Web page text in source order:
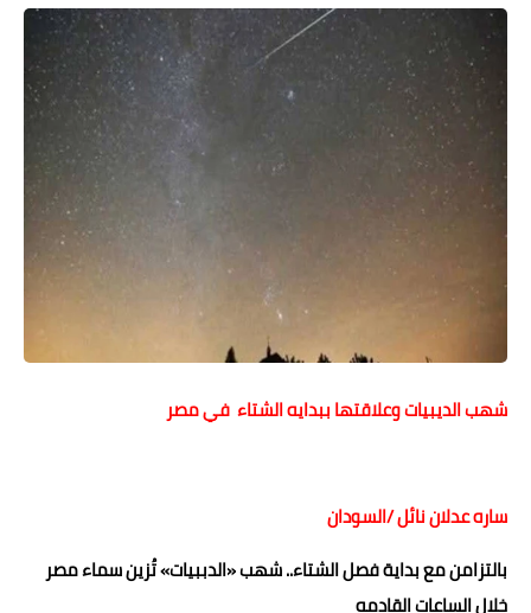
الصحه والجمال
فن المطبخ
شهب الديبيات وعلاقتها ببدايه الشتاء في مصر
ساره عدلان نائل /السودان
بالتزامن مع بداية فصل الشتاء.. شهب «الدببيات» تُزين سماء مصر
خلال الساعات القادمه